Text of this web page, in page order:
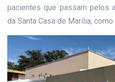
pacientes que passam pelos
da Santa Casa de Marília,